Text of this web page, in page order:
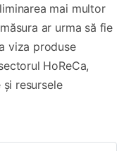
mai multor
ar urma să fie
viza produse
HoReCa,
resursele